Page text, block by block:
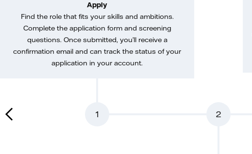
1
Apply
Find the role that fits your skills and ambitions.
Complete the application form and screening
questions. Once submitted, you’ll receive a
confirmation email and can track the status of your
application in your account.
2